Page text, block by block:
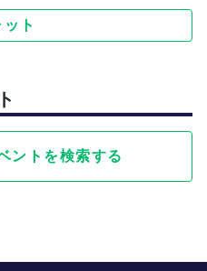
ト
ントを検索する